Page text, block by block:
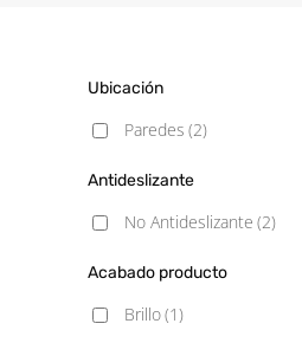
Ubicación
Paredes (2)
Antideslizante
No Antideslizante (2)
Acabado producto
Brillo(1)